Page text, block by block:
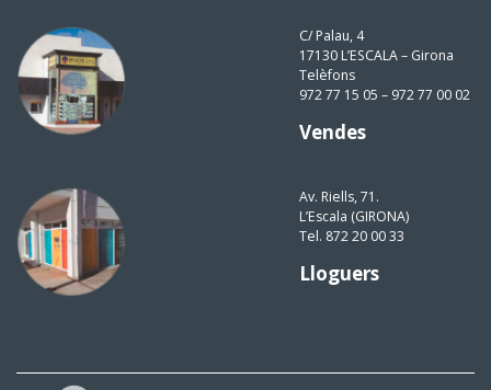
C/ Palau, 4
17130 L’ESCALA – Girona
Telèfons
972 77 15 05 – 972 77 00 02
Vendes
Av. Riells, 71.
L’Escala (GIRONA)
Tel. 872 20 00 33
Lloguers